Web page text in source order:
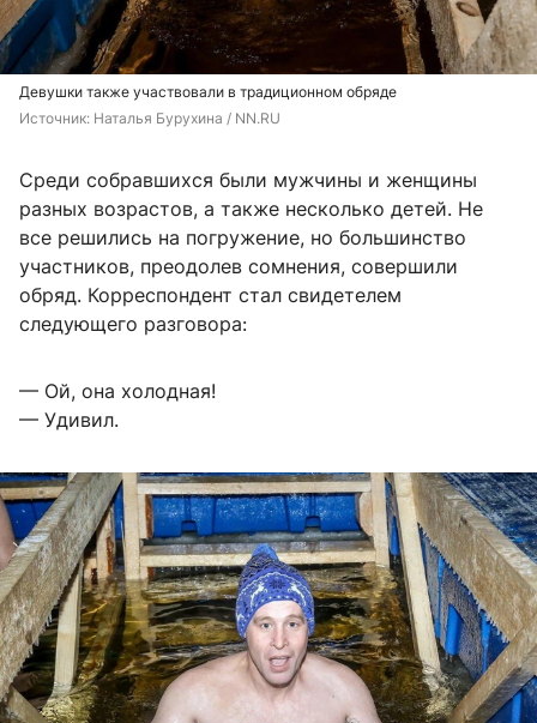
Девушки также участвовали в традиционном обряде
Источник: Наталья Бурухина / NN.RU
Среди собравшихся были мужчины и женщины
разных возрастов, а также несколько детей. Не
все решились на погружение, но большинство
участников, преодолев сомнения, совершили
обряд. Корреспондент стал свидетелем
следующего разговора:
— Ой, она холодная!
— Удивил.